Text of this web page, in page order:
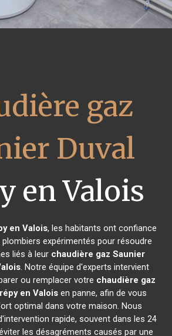
gaz
Duval
en Valois
en Valois, les habitants ont confiance
expérimentés pour résoudre
liés à leur chaudière gaz Saunier
. Notre équipe d'experts intervient
ou remplacer votre chaudière gaz
en Valoisen panne, afin de vous
optimal dans votre maison. Nous
rapide, souvent dans les 24
les désagréments causés par une